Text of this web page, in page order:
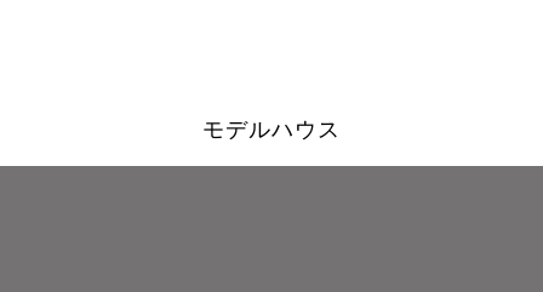
モデルハウス